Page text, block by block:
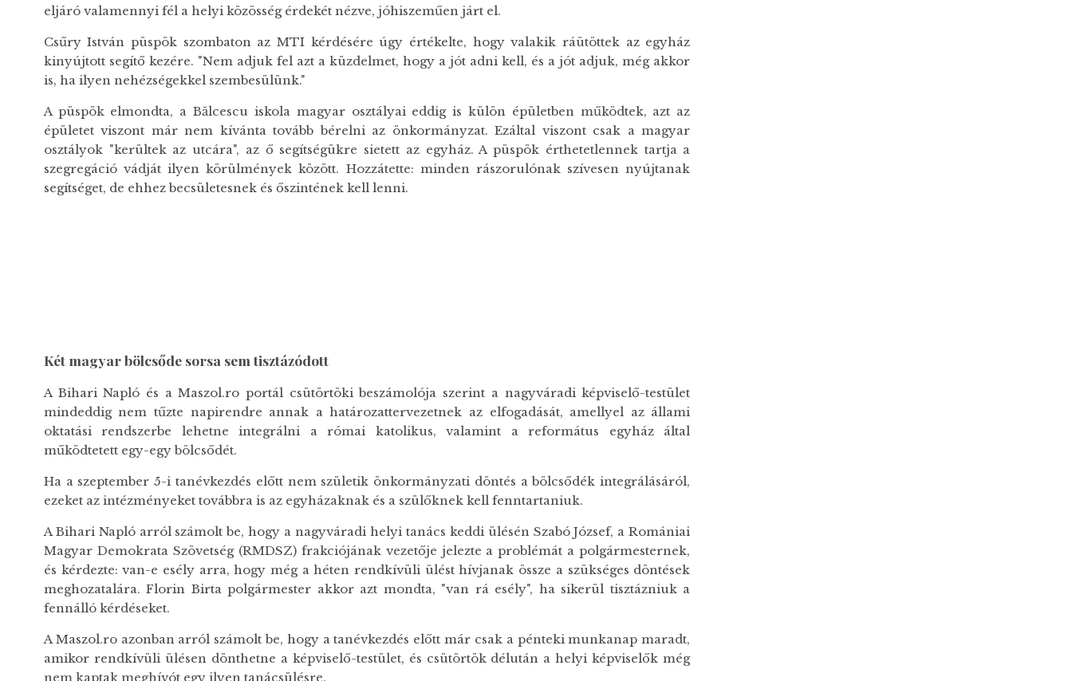
eljáró valamennyi fél a helyi közösség érdekét nézve, jóhiszeműen járt el.
Csűry István püspök szombaton az MTI kérdésére úgy értékelte, hogy valakik ráütöttek az egyház
kinyújtott segítő kezére. "Nem adjuk fel azt a küzdelmet, hogy a jót adni kell, és a jót adjuk, még akkor
is, ha ilyen nehézségekkel szembesülünk."
A püspök elmondta, a Bălcescu iskola magyar osztályai eddig is külön épületben működtek, azt az
épületet viszont már nem kívánta tovább bérelni az önkormányzat. Ezáltal viszont csak a magyar
osztályok "kerültek az utcára", az ő segítségükre sietett az egyház. A püspök érthetetlennek tartja a
szegregáció vádját ilyen körülmények között. Hozzátette: minden rászorulónak szívesen nyújtanak
segítséget, de ehhez becsületesnek és őszintének kell lenni.
Két magyar bölcsőde sorsa sem tisztázódott
A Bihari Napló és a Maszol.ro portál csütörtöki beszámolója szerint a nagyváradi képviselő-testület
mindeddig nem tűzte napirendre annak a határozattervezetnek az elfogadását, amellyel az állami
oktatási rendszerbe lehetne integrálni a római katolikus, valamint a református egyház által
működtetett egy-egy bölcsődét.
Ha a szeptember 5-i tanévkezdés előtt nem születik önkormányzati döntés a bölcsődék integrálásáról,
ezeket az intézményeket továbbra is az egyházaknak és a szülőknek kell fenntartaniuk.
A Bihari Napló arról számolt be, hogy a nagyváradi helyi tanács keddi ülésén Szabó József, a Romániai
Magyar Demokrata Szövetség (RMDSZ) frakciójának vezetője jelezte a problémát a polgármesternek,
és kérdezte: van-e esély arra, hogy még a héten rendkívüli ülést hívjanak össze a szükséges döntések
meghozatalára. Florin Birta polgármester akkor azt mondta, "van rá esély", ha sikerül tisztázniuk a
fennálló kérdéseket.
A Maszol.ro azonban arról számolt be, hogy a tanévkezdés előtt már csak a pénteki munkanap maradt,
amikor rendkívüli ülésen dönthetne a képviselő-testület, és csütörtök délután a helyi képviselők még
nem kaptak meghívót egy ilyen tanácsülésre.